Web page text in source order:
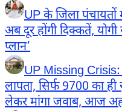
UP के जिला पंचायतों
अब दूर होंगी दिक्कतें,
प्लान’
UP Missing
लापता, सिर्फ 9700 का ही
लेकर मांगा जवाब, आज